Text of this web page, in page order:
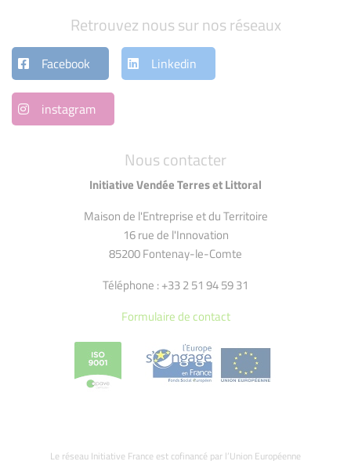
Nous contacter
Initiative Vendée Terres et Littoral
Maison de l'Entreprise et du Territoire
16 rue de l'Innovation
85200 Fontenay-le-Comte
Téléphone : +33 2 51 94 59 31
Formulaire de contact
Le réseau Initiative France est cofinancé par l’Union Européenne
Retrouvez nous sur nos réseaux
Facebook Linkedin
instagram